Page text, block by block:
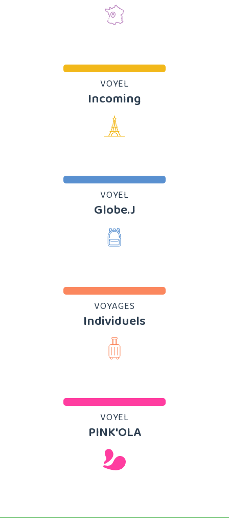
VOYEL
Incoming
VOYEL
Globe.J
VOYAGES
Individuels
VOYEL
PINK'OLA